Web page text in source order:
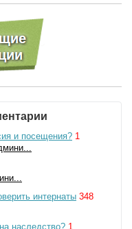
и посещения? 1
интернаты 348
наследство? 1